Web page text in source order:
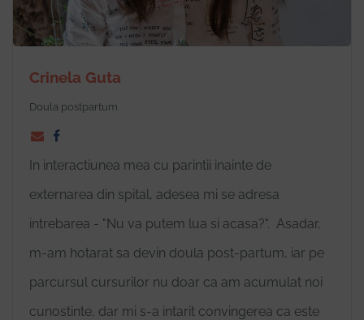
Crinela Guta
Doula postpartum
In interactiunea mea cu parintii inainte de
externarea din spital, adesea mi se adresa
intrebarea - "Nu va putem lua si acasa?". Asadar,
m-am hotarat sa devin doula post-partum, iar pe
parcursul cursurilor nu doar ca am acumulat noi
cunostinte, dar mi s-a intarit convingerea ca este